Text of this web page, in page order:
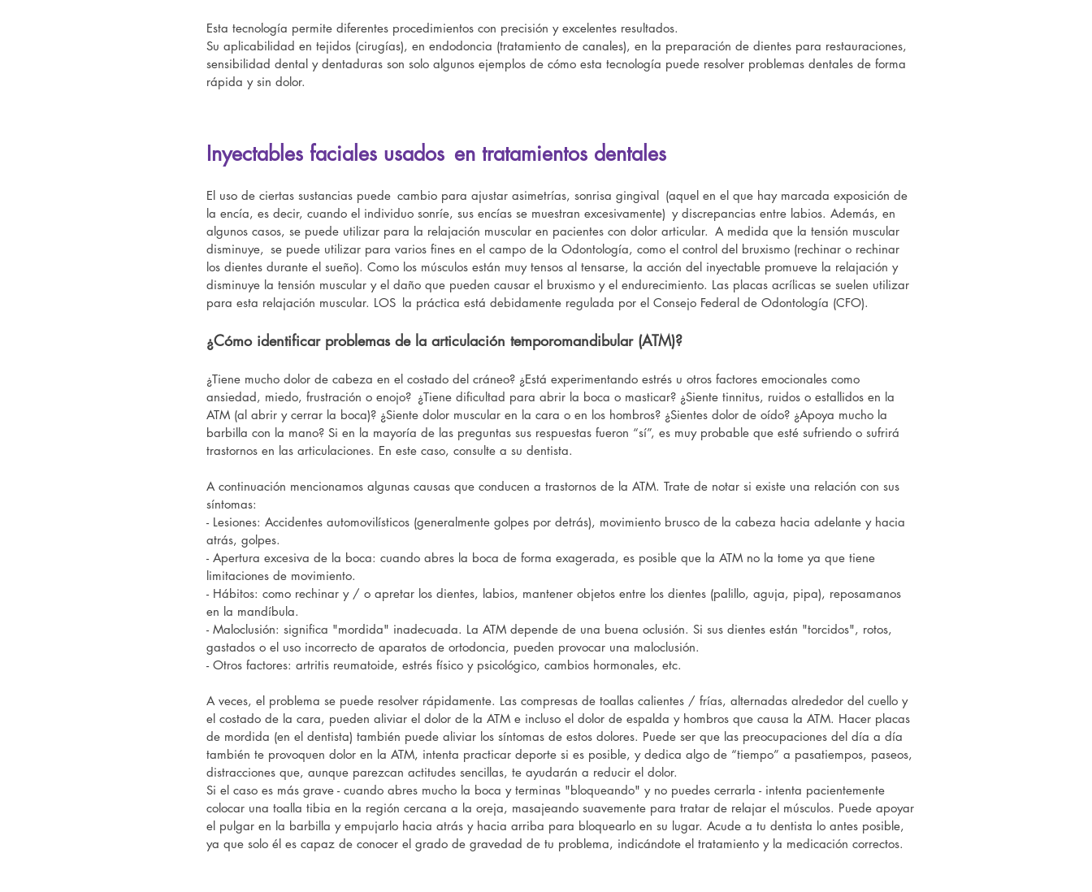
Esta tecnología permite diferentes procedimientos con precisión y excelentes resultados.
Su aplicabilidad en tejidos (cirugías), en endodoncia (tratamiento de canales), en la preparación de dientes para restauraciones,
sensibilidad dental y dentaduras son solo algunos ejemplos de cómo esta tecnología puede resolver problemas dentales de forma
rápida y sin dolor.
Inyectables faciales usados en tratamientos dentales
El uso de ciertas sustancias puede cambio para ajustar asimetrías, sonrisa gingival (aquel en el que hay marcada exposición de
la encía, es decir, cuando el individuo sonríe, sus encías se muestran excesivamente) y discrepancias entre labios. Además, en
algunos casos, se puede utilizar para la relajación muscular en pacientes con dolor articular. A medida que la tensión muscular
disminuye, se puede utilizar para varios fines en el campo de la Odontología, como el control del bruxismo (rechinar o rechinar
los dientes durante el sueño). Como los músculos están muy tensos al tensarse, la acción del inyectable promueve la relajación y
disminuye la tensión muscular y el daño que pueden causar el bruxismo y el endurecimiento. Las placas acrílicas se suelen utilizar
para esta relajación muscular. LOS la práctica está debidamente regulada por el Consejo Federal de Odontología (CFO).
¿Cómo identificar problemas de la articulación temporomandibular (ATM)?
¿Tiene mucho dolor de cabeza en el costado del cráneo? ¿Está experimentando estrés u otros factores emocionales como
ansiedad, miedo, frustración o enojo? ¿Tiene dificultad para abrir la boca o masticar? ¿Siente tinnitus, ruidos o estallidos en la
ATM (al abrir y cerrar la boca)? ¿Siente dolor muscular en la cara o en los hombros? ¿Sientes dolor de oído? ¿Apoya mucho la
barbilla con la mano? Si en la mayoría de las preguntas sus respuestas fueron “sí”, es muy probable que esté sufriendo o sufrirá
trastornos en las articulaciones. En este caso, consulte a su dentista.
A continuación mencionamos algunas causas que conducen a trastornos de la ATM. Trate de notar si existe una relación con sus
síntomas:
- Lesiones: Accidentes automovilísticos (generalmente golpes por detrás), movimiento brusco de la cabeza hacia adelante y hacia
atrás, golpes.
- Apertura excesiva de la boca: cuando abres la boca de forma exagerada, es posible que la ATM no la tome ya que tiene
limitaciones de movimiento.
- Hábitos: como rechinar y / o apretar los dientes, labios, mantener objetos entre los dientes (palillo, aguja, pipa), reposamanos
en la mandíbula.
- Maloclusión: significa "mordida" inadecuada. La ATM depende de una buena oclusión. Si sus dientes están "torcidos", rotos,
gastados o el uso incorrecto de aparatos de ortodoncia, pueden provocar una maloclusión.
- Otros factores: artritis reumatoide, estrés físico y psicológico, cambios hormonales, etc.
A veces, el problema se puede resolver rápidamente. Las compresas de toallas calientes / frías, alternadas alrededor del cuello y
el costado de la cara, pueden aliviar el dolor de la ATM e incluso el dolor de espalda y hombros que causa la ATM. Hacer placas
de mordida (en el dentista) también puede aliviar los síntomas de estos dolores. Puede ser que las preocupaciones del día a día
también te provoquen dolor en la ATM, intenta practicar deporte si es posible, y dedica algo de “tiempo” a pasatiempos, paseos,
distracciones que, aunque parezcan actitudes sencillas, te ayudarán a reducir el dolor.
Si el caso es más grave - cuando abres mucho la boca y terminas "bloqueando" y no puedes cerrarla - intenta pacientemente
colocar una toalla tibia en la región cercana a la oreja, masajeando suavemente para tratar de relajar el músculos. Puede apoyar
el pulgar en la barbilla y empujarlo hacia atrás y hacia arriba para bloquearlo en su lugar. Acude a tu dentista lo antes posible,
ya que solo él es capaz de conocer el grado de gravedad de tu problema, indicándote el tratamiento y la medicación correctos.